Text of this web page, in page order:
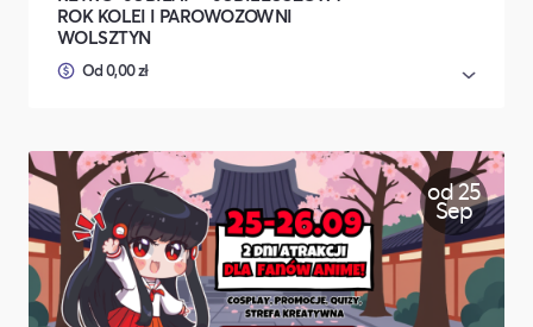
ROK KOLEI I PAROWOZOWNI
WOLSZTYN
Od 0,00 zł
od 25
Sep